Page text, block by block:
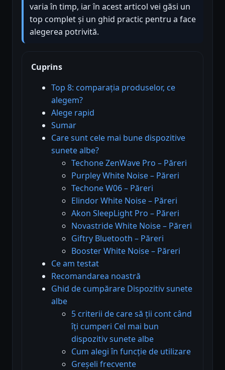
varia în timp, iar în acest articol vei găsi un
top complet și un ghid practic pentru a face
alegerea potrivită.
Cuprins
Top 8: comparația produselor, ce
alegem?
Alege rapid
Sumar
Care sunt cele mai bune dispozitive
sunete albe?
Techone ZenWave Pro – Păreri
Purpley White Noise – Păreri
Techone W06 – Păreri
Elindor White Noise – Păreri
Akon SleepLight Pro – Păreri
Novastride White Noise – Păreri
Giftry Bluetooth – Păreri
Booster White Noise – Păreri
Ce am testat
Recomandarea noastră
Ghid de cumpărare Dispozitiv sunete
albe
5 criterii de care să ții cont când
îți cumperi Cel mai bun
dispozitiv sunete albe
Cum alegi în funcție de utilizare
Greșeli frecvente